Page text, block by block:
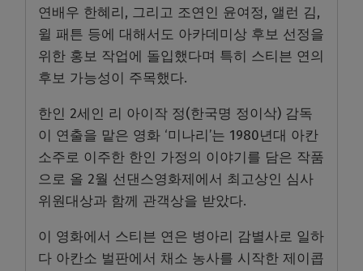
연배우 한혜리, 그리고 조연인 윤여정, 앨런 김,
윌 패튼 등에 대해서도 아카데미상 후보 선정을
위한 홍보 작업에 돌입했다며 특히 스티븐 연의
후보 가능성이 주목했다.
한인 2세인 리 아이작 정(한국명 정이삭) 감독
이 연출을 맡은 영화 ‘미나리’는 1980년대 아칸
소주로 이주한 한인 가정의 이야기를 담은 작품
으로 올 2월 선댄스영화제에서 최고상인 심사
위원대상과 함께 관객상을 받았다.
이 영화에서 스티븐 연은 병아리 감별사로 일하
다 아칸소 벌판에서 채소 농사를 시작한 제이콥